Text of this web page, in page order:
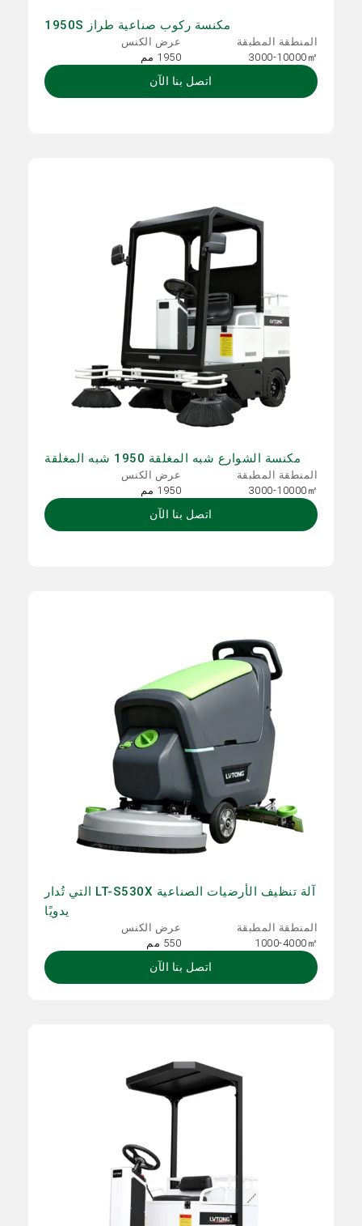
مكنسة ركوب صناعية طراز 1950S
المنطقة المطبقة
عرض الكنس
3000-10000㎡
1950 مم
اتصل بنا الآن
مكنسة الشوارع شبه المغلقة 1950 شبه المغلقة
المنطقة المطبقة
عرض الكنس
3000-10000㎡
1950 مم
اتصل بنا الآن
آلة تنظيف الأرضيات الصناعية LT-S530X التي تُدار
يدويًا
المنطقة المطبقة
عرض الكنس
1000-4000㎡
550 مم
اتصل بنا الآن